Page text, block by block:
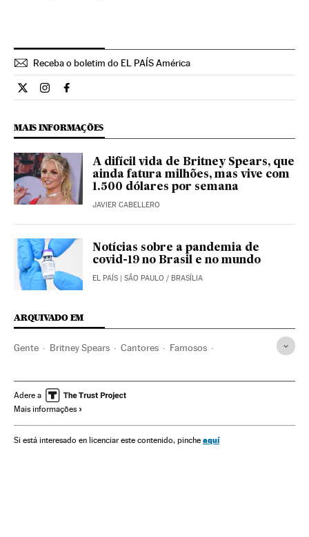
Receba o boletim do EL PAÍS América
Estilo El País Brasil en Twitter
Estilo El País Brasil en Instagram
Estilo El País Brasil en Facebook
MAIS INFORMAÇÕES
A difícil vida de Britney Spears, que
ainda fatura milhões, mas vive com
1.500 dólares por semana
JAVIER CABELLERO
Notícias sobre a pandemia de
covid-19 no Brasil e no mundo
EL PAÍS | SÃO PAULO / BRASÍLIA
ARQUIVADO EM
Gente Britney Spears Cantores Famosos
Pop
Adere a
Mais informações
Si está interesado en licenciar este contenido, pinche aquí